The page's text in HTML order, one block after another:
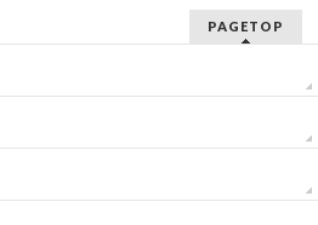
PAGETOP